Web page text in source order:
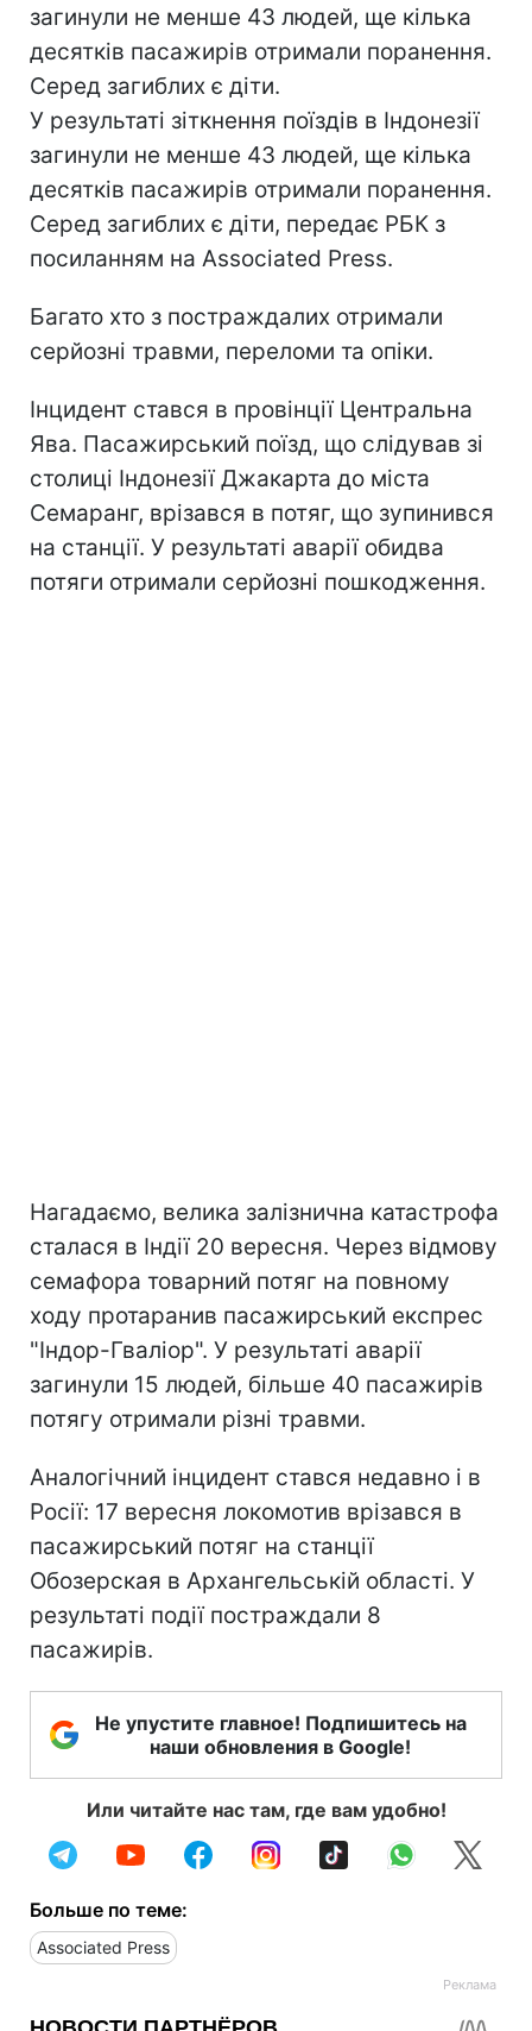
загинули не менше 43 людей, ще кілька
десятків пасажирів отримали поранення.
Серед загиблих є діти.
У результаті зіткнення поїздів в Індонезії
загинули не менше 43 людей, ще кілька
десятків пасажирів отримали поранення.
Серед загиблих є діти, передає РБК з
посиланням на Associated Press.
Багато хто з постраждалих отримали
серйозні травми, переломи та опіки.
Інцидент стався в провінції Центральна
Ява. Пасажирський поїзд, що слідував зі
столиці Індонезії Джакарта до міста
Семаранг, врізався в потяг, що зупинився
на станції. У результаті аварії обидва
потяги отримали серйозні пошкодження.
Нагадаємо, велика залізнична катастрофа
сталася в Індії 20 вересня. Через відмову
семафора товарний потяг на повному
ходу протаранив пасажирський експрес
"Індор-Гваліор". У результаті аварії
загинули 15 людей, більше 40 пасажирів
потягу отримали різні травми.
Аналогічний інцидент стався недавно і в
Росії: 17 вересня локомотив врізався в
пасажирський потяг на станції
Обозерская в Архангельській області. У
результаті події постраждали 8
пасажирів.
Не упустите главное! Подпишитесь на
наши обновления в Google!
Или читайте нас там, где вам удобно!
Больше по теме:
Associated Press